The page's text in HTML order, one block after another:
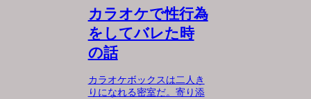
カラオケで性行為
をしてバレた時
の話
カラオケボックスは二人き
りになれる密室だ。寄り添